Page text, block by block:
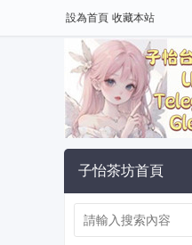
設為首頁 收藏本站
子怡茶坊首頁
子怡中部喝茶看照